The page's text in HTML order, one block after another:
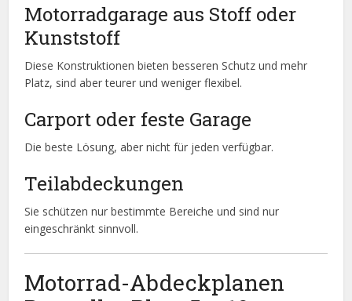
Motorradgarage aus Stoff oder
Kunststoff
Diese Konstruktionen bieten besseren Schutz und mehr
Platz, sind aber teurer und weniger flexibel.
Carport oder feste Garage
Die beste Lösung, aber nicht für jeden verfügbar.
Teilabdeckungen
Sie schützen nur bestimmte Bereiche und sind nur
eingeschränkt sinnvoll.
Motorrad-Abdeckplanen